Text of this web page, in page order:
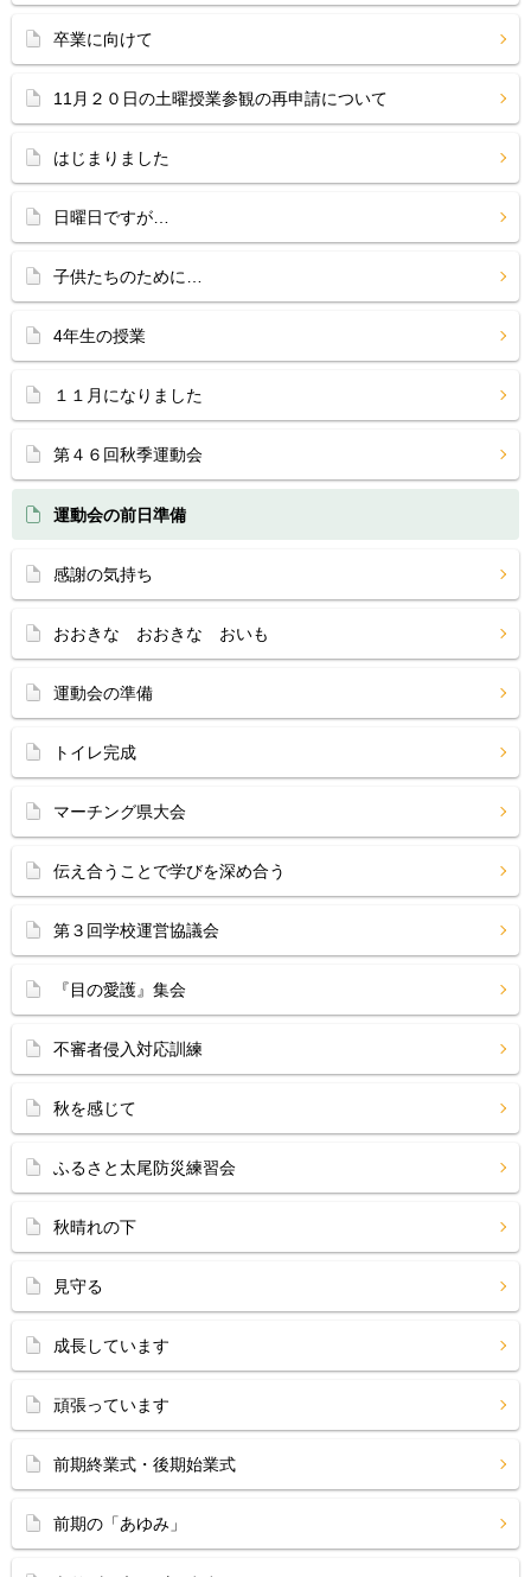
卒業に向けて
11月２０日の土曜授業参観の再申請について
はじまりました
日曜日ですが…
子供たちのために…
4年生の授業
１１月になりました
第４６回秋季運動会
運動会の前日準備
感謝の気持ち
おおきな おおきな おいも
運動会の準備
トイレ完成
マーチング県大会
伝え合うことで学びを深め合う
第３回学校運営協議会
『目の愛護』集会
不審者侵入対応訓練
秋を感じて
ふるさと太尾防災練習会
秋晴れの下
見守る
成長しています
頑張っています
前期終業式・後期始業式
前期の「あゆみ」